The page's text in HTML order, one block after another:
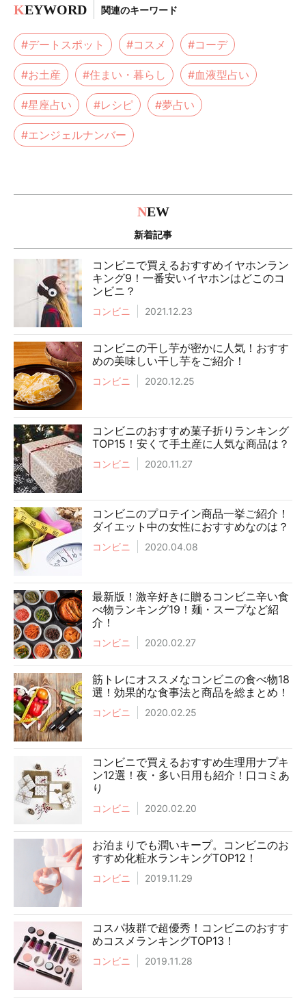
KEYWORD 関連のキーワード
#デートスポット #コスメ #コーデ
#お土産 #住まい・暮らし #血液型占い
#星座占い #レシピ #夢占い
#エンジェルナンバー
NEW
新着記事
コンビニで買えるおすすめイヤホンラン
キング9！一番安いイヤホンはどこのコ
ンビニ？
コンビニ 2021.12.23
コンビニの干し芋が密かに人気！おすす
めの美味しい干し芋をご紹介！
コンビニ 2020.12.25
コンビニのおすすめ菓子折りランキング
TOP15！安くて手土産に人気な商品は？
コンビニ 2020.11.27
コンビニのプロテイン商品一挙ご紹介！
ダイエット中の女性におすすめなのは？
コンビニ 2020.04.08
最新版！激辛好きに贈るコンビニ辛い食
べ物ランキング19！麺・スープなど紹
介！
コンビニ 2020.02.27
筋トレにオススメなコンビニの食べ物18
選！効果的な食事法と商品を総まとめ！
コンビニ 2020.02.25
コンビニで買えるおすすめ生理用ナプキ
ン12選！夜・多い日用も紹介！口コミあ
り
コンビニ 2020.02.20
お泊まりでも潤いキープ。コンビニのお
すすめ化粧水ランキングTOP12！
コンビニ 2019.11.29
コスパ抜群で超優秀！コンビニのおすす
めコスメランキングTOP13！
コンビニ 2019.11.28